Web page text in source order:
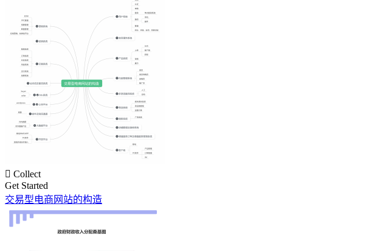
 Collect
Get Started
交易型电商网站的构造